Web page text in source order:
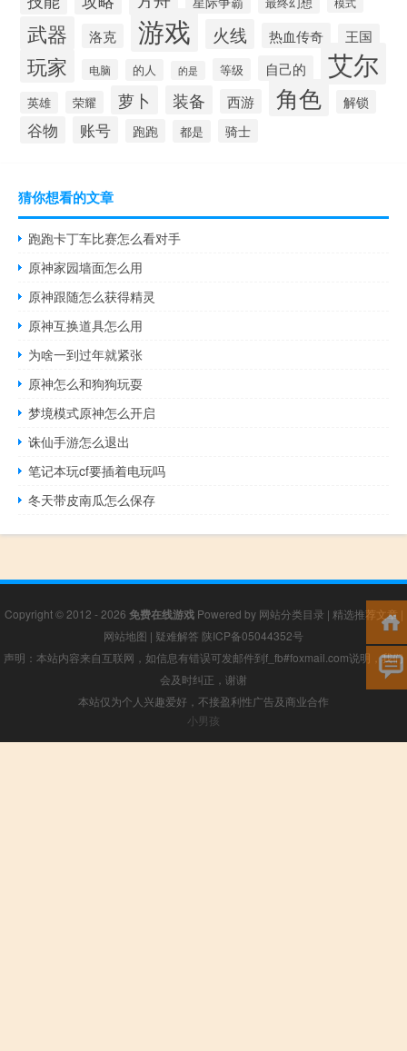
武器 洛克 游戏 火线 热血传奇 王国
玩家 电脑 的人 的是 等级 自己的 艾尔
英雄 荣耀 萝卜 装备 西游 角色 解锁
谷物 账号 跑跑 都是 骑士
猜你想看的文章
跑跑卡丁车比赛怎么看对手
原神家园墙面怎么用
原神跟随怎么获得精灵
原神互换道具怎么用
为啥一到过年就紧张
原神怎么和狗狗玩耍
梦境模式原神怎么开启
诛仙手游怎么退出
笔记本玩cf要插着电玩吗
冬天带皮南瓜怎么保存
Copyright © 2012 - 2026 免费在线游戏Powered by 网站分类目录 | 精选推荐文章 |
网站地图 | 疑难解答 陕ICP备05044352号
声明：本站内容来自互联网，如信息有错误可发邮件到f_fb#foxmail.com说明，我们
会及时纠正，谢谢
本站仅为个人兴趣爱好，不接盈利性广告及商业合作
小男孩